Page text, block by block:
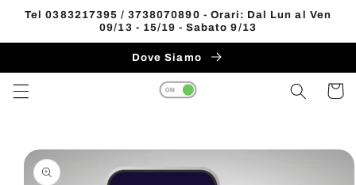
Privacy
Policy
direttamente
Tel 0383217395 / 3738070890 - Orari: Dal Lun al Ven
09/13 - 15/19 - Sabato 9/13
Dove Siamo
Carrello
Passa alle
informazioni
sul prodotto